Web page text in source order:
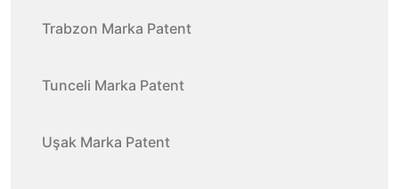
Trabzon Marka Patent
Tunceli Marka Patent
Uşak Marka Patent